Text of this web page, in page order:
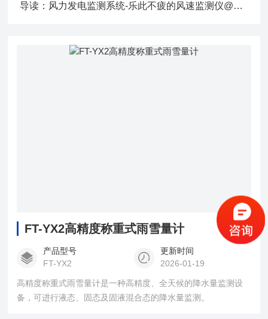
导读：风力发电监测系统-乐此不疲的风速监测仪@2023全国派送
FT-YX2高精度称重式雨雪量计
产品型号
FT-YX2
更新时间
2026-01-19
高精度称重式雨雪量计是一种高精度、全天候的降水量监测设
备，可进行液态、固态及固液混合态的降水量监测。